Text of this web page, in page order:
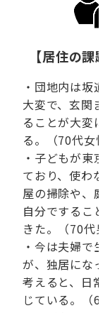
【居住の課
・団地内は坂
大変で、玄関
ることが大変
る。（70代女
・子どもが東
ており、使わ
屋の掃除や、
自分でするこ
きた。（70代
・今は夫婦で
が、独居にな
考えると、日常
じている。（